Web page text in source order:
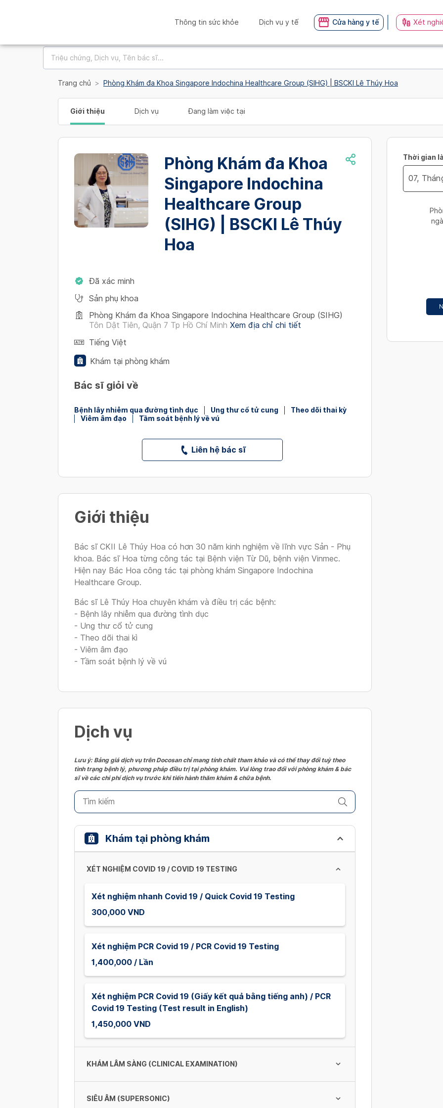
Thông tin sức khỏe Dịch vụ y tế Cửa hàng y tế Xét
Trang chủ Phòng Khám đa Khoa Singapore Indochina Healthcare Group (SIHG) | BSCKI Lê Thúy Hoa
Giới thiệu Dịch vụ Đang làm việc tại
Phòng Khám đa Khoa
Singapore Indochina
Healthcare Group
(SIHG) | BSCKI Lê Thúy
Hoa
Đã xác minh
Sản phụ khoa
Phòng Khám đa Khoa Singapore Indochina Healthcare Group (SIHG)
Tôn Dật Tiên, Quận 7 Tp Hồ Chí Minh Xem địa chỉ chi tiết
Tiếng Việt
Khám tại phòng khám
Bác sĩ giỏi về
Bệnh lây nhiễm qua đường tình dục Ung thư cổ tử cung
Theo dõi thai kỳ
Viêm âm đạo
Tầm soát bệnh lý về vú
Liên hệ bác sĩ
Giới thiệu
Bác sĩ CKII Lê Thúy Hoa có hơn 30 năm kinh nghiệm về lĩnh vực Sản - Phụ
khoa. Bác sĩ Hoa từng công tác tại Bệnh viện Từ Dũ, bệnh viện Vinmec.
Hiện nay Bác Hoa công tác tại phòng khám Singapore Indochina
Healthcare Group.
Bác sĩ Lê Thúy Hoa chuyên khám và điều trị các bệnh:
- Bệnh lây nhiễm qua đường tình dục
- Ung thư cổ tử cung
- Theo dõi thai kì
- Viêm âm đạo
- Tầm soát bệnh lý về vú
Dịch vụ
Lưu ý: Bảng giá dịch vụ trên Docosan chỉ mang tính chất tham khảo và có thể thay đổi tuỳ theo
tình trạng bệnh lý, phương pháp điều trị tại phòng khám. Vui lòng trao đổi với phòng khám & bác
sĩ về các chi phí dịch vụ trước khi tiến hành thăm khám & chữa bệnh.
Khám tại phòng khám
XÉT NGHIỆM COVID 19 / COVID 19 TESTING
Xét nghiệm nhanh Covid 19 / Quick Covid 19 Testing
300,000 VND
Xét nghiệm PCR Covid 19 / PCR Covid 19 Testing
1,400,000 / Lần
Xét nghiệm PCR Covid 19 (Giấy kết quả bằng tiếng anh) / PCR
Covid 19 Testing (Test result in English)
1,450,000 VND
KHÁM LÂM SÀNG (CLINICAL EXAMINATION)
Khám Nội Tổng Quát - PGS.TS.BS. HUỲNH KIM PHƯỢNG
SIÊU ÂM (SUPERSONIC)
Thời gian
Navigate
interact